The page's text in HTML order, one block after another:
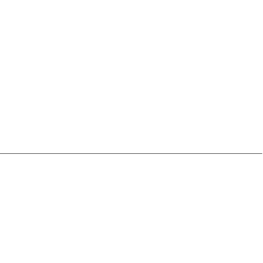
извлечений
под надзором
«